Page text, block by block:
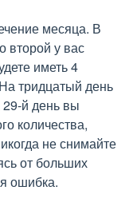
месяца. В
второй у вас
иметь 4
тридцатый день
29-й день вы
количества,
не снимайте
от больших
ошибка.